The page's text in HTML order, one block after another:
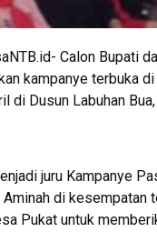
Calon Bupati
kampanye terbuka
di Dusun Labuhan
juru Kampanye
di
Pukat untuk